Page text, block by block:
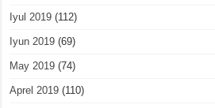
Iyul 2019 (112)
Iyun 2019 (69)
May 2019 (74)
Aprel 2019 (110)